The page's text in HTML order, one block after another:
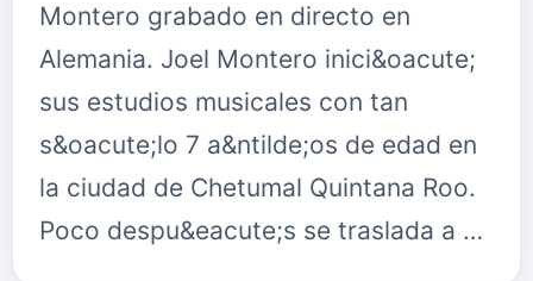
Montero grabado en directo en
Alemania. Joel Montero inici&oacute;
sus estudios musicales con tan
s&oacute;lo 7 a&ntilde;os de edad en
la ciudad de Chetumal Quintana Roo.
Poco despu&eacute;s se traslada a …